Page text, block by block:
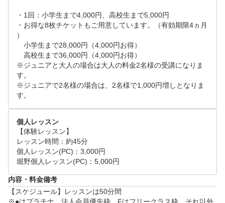
・1回：小学生まで4,000円、高校生まで5,000円
・お得な8枚チケットもご用意しています。（有効期限4ヵ月
）
小学生まで28,000円（4,000円お得）
高校生まで36,000円（4,000円お得）
※ジュニアと大人の場合は大人の料金2名様の受講になりま
す。
※ジュニアで2名様の場合は、2名様で1,000円増しとなりま
す。
個人レッスン
【体験レッスン】
レッスン時間：約45分
個人レッスン(PC)：3,000円
内容・料金備考
【スケジュール】レッスンは50分間